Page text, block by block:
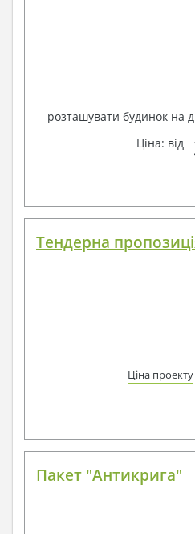
розташувати будинок на
Ціна: від
Тендерна
Ціна проекту
Пакет "Антикрига"